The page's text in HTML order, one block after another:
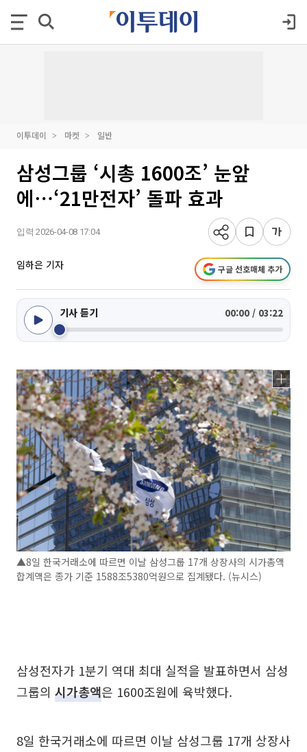
이투데이 마켓 일반
삼성그룹 ‘시총 1600조’ 눈앞
에⋯‘21만전자’ 돌파 효과
입력 2026-04-08 17:04
임하은 기자 구글 선호매체 추가
기사 듣기 00:00 / 03:22
▲8일 한국거래소에 따르면 이날 삼성그룹 17개 상장사의 시가총액
합계액은 종가 기준 1588조5380억원으로 집계됐다. (뉴시스)
삼성전자가 1분기 역대 최대 실적을 발표하면서 삼성
그룹의 시가총액은 1600조원에 육박했다.
8일 한국거래소에 따르면 이날 삼성그룹 17개 상장사